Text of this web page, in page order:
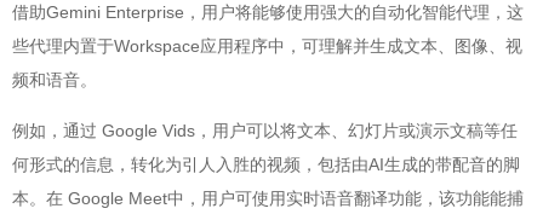
借助Gemini Enterprise，用户将能够使用强大的自动化智能代理，这
些代理内置于Workspace应用程序中，可理解并生成文本、图像、视
频和语音。
例如，通过 Google Vids，用户可以将文本、幻灯片或演示文稿等任
何形式的信息，转化为引人入胜的视频，包括由AI生成的带配音的脚
本。在 Google Meet中，用户可使用实时语音翻译功能，该功能能捕